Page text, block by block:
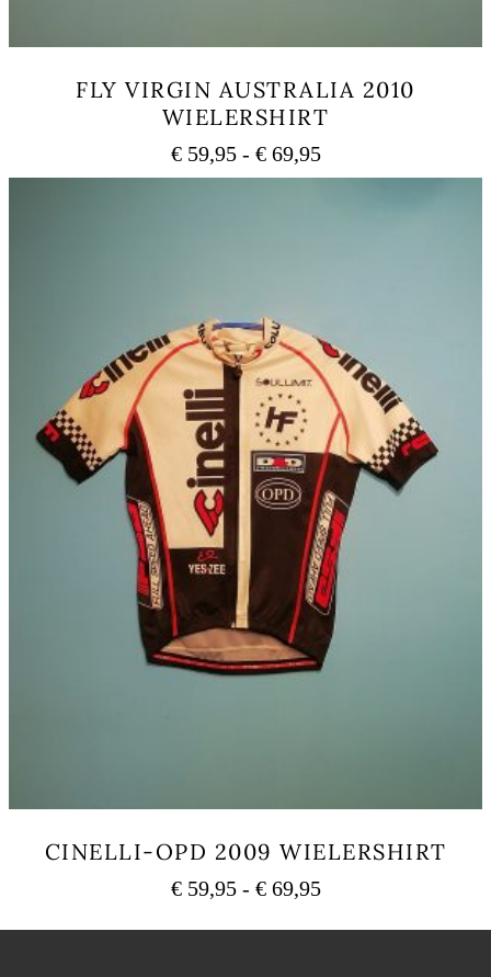
FLY VIRGIN AUSTRALIA 2010
WIELERSHIRT
€59,95 - €69,95Prijsklasse:
€ 59,95
kan
gekozen
worden
op
de
productpagina
CINELLI-OPD 2009 WIELERSHIRT
€59,95 - €69,95Prijsklasse:
tot